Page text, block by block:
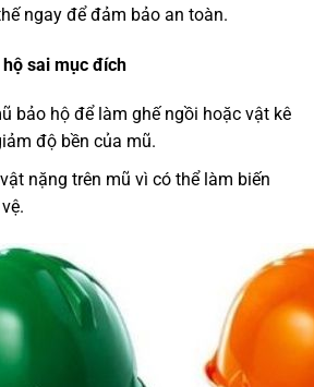
ngay để đảm bảo an toàn.
sai mục đích
bảo hộ để làm ghế ngồi hoặc vật kê
độ bền của mũ.
nặng trên mũ vì có thể làm biến